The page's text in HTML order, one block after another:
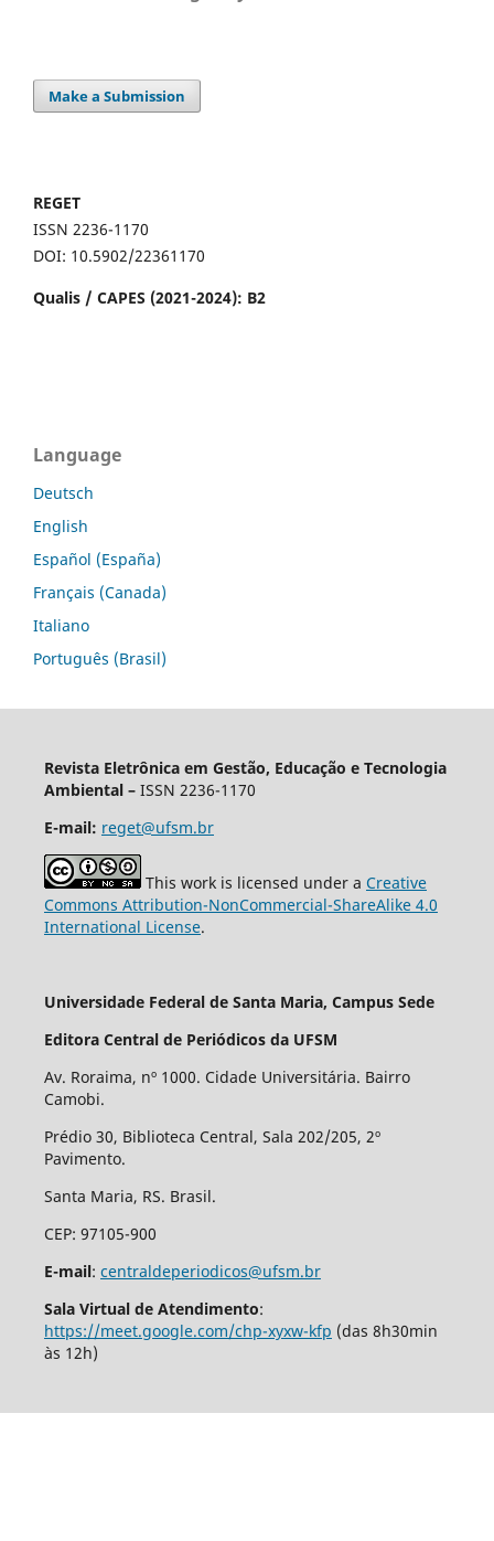
Make a Submission
REGET
ISSN 2236-1170
DOI: 10.5902/22361170
Qualis / CAPES (2021-2024): B2
Language
Deutsch
English
Español (España)
Français (Canada)
Italiano
Português (Brasil)
Revista Eletrônica em Gestão, Educação e Tecnologia
Ambiental – ISSN 2236-1170
E-mail: reget@ufsm.br
This work is licensed under a Creative
Commons Attribution-NonCommercial-ShareAlike 4.0
International License.
Universidade Federal de Santa Maria, Campus Sede
Editora Central de Periódicos da UFSM
Av. Roraima, nº 1000. Cidade Universitária. Bairro
Camobi.
Prédio 30, Biblioteca Central, Sala 202/205, 2º
Pavimento.
Santa Maria, RS. Brasil.
CEP: 97105-900
E-mail: centraldeperiodicos@ufsm.br
Sala Virtual de Atendimento:
https://meet.google.com/chp-xyxw-kfp (das 8h30min
às 12h)